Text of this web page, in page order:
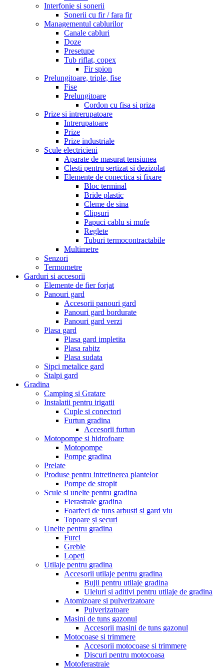
Interfonie si sonerii
Sonerii cu fir / fara fir
Managementul cablurilor
Canale cabluri
Doze
Presetupe
Tub riflat, copex
Fir spion
Prelungitoare, triple, fise
Fise
Prelungitoare
Cordon cu fisa si priza
Prize si intrerupatoare
Intrerupatoare
Prize
Prize industriale
Scule electricieni
Aparate de masurat tensiunea
Clesti pentru sertizat si dezizolat
Elemente de conectica si fixare
Bloc terminal
Bride plastic
Cleme de sina
Clipsuri
Papuci cablu si mufe
Reglete
Tuburi termocontractabile
Multimetre
Senzori
Termometre
Garduri si accesorii
Elemente de fier forjat
Panouri gard
Accesorii panouri gard
Panouri gard bordurate
Panouri gard verzi
Plasa gard
Plasa gard impletita
Plasa rabitz
Plasa sudata
Sipci metalice gard
Stalpi gard
Gradina
Camping si Gratare
Instalatii pentru irigatii
Cuple si conectori
Furtun gradina
Accesorii furtun
Motopompe si hidrofoare
Motopompe
Pompe gradina
Prelate
Produse pentru intretinerea plantelor
Pompe de stropit
Scule si unelte pentru gradina
Fierastraie gradina
Foarfeci de tuns arbusti si gard viu
Topoare și securi
Unelte pentru gradina
Furci
Greble
Lopeti
Utilaje pentru gradina
Accesorii utilaje pentru gradina
Bujii pentru utilaje gradina
Uleiuri si aditivi pentru utilaje de gradina
Atomizoare si pulverizatoare
Pulverizatoare
Masini de tuns gazonul
Accesorii masini de tuns gazonul
Motocoase si trimmere
Accesorii motocoase si trimmere
Discuri pentru motocoasa
Motoferastraie